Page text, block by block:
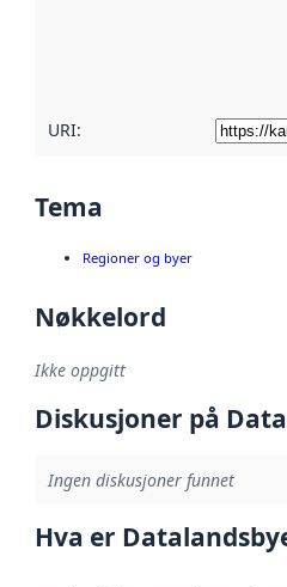
URI:
Tema
Regioner og byer
Nøkkelord
Ikke oppgitt
Diskusjoner på
Ingen diskusjoner funnet
Hva er